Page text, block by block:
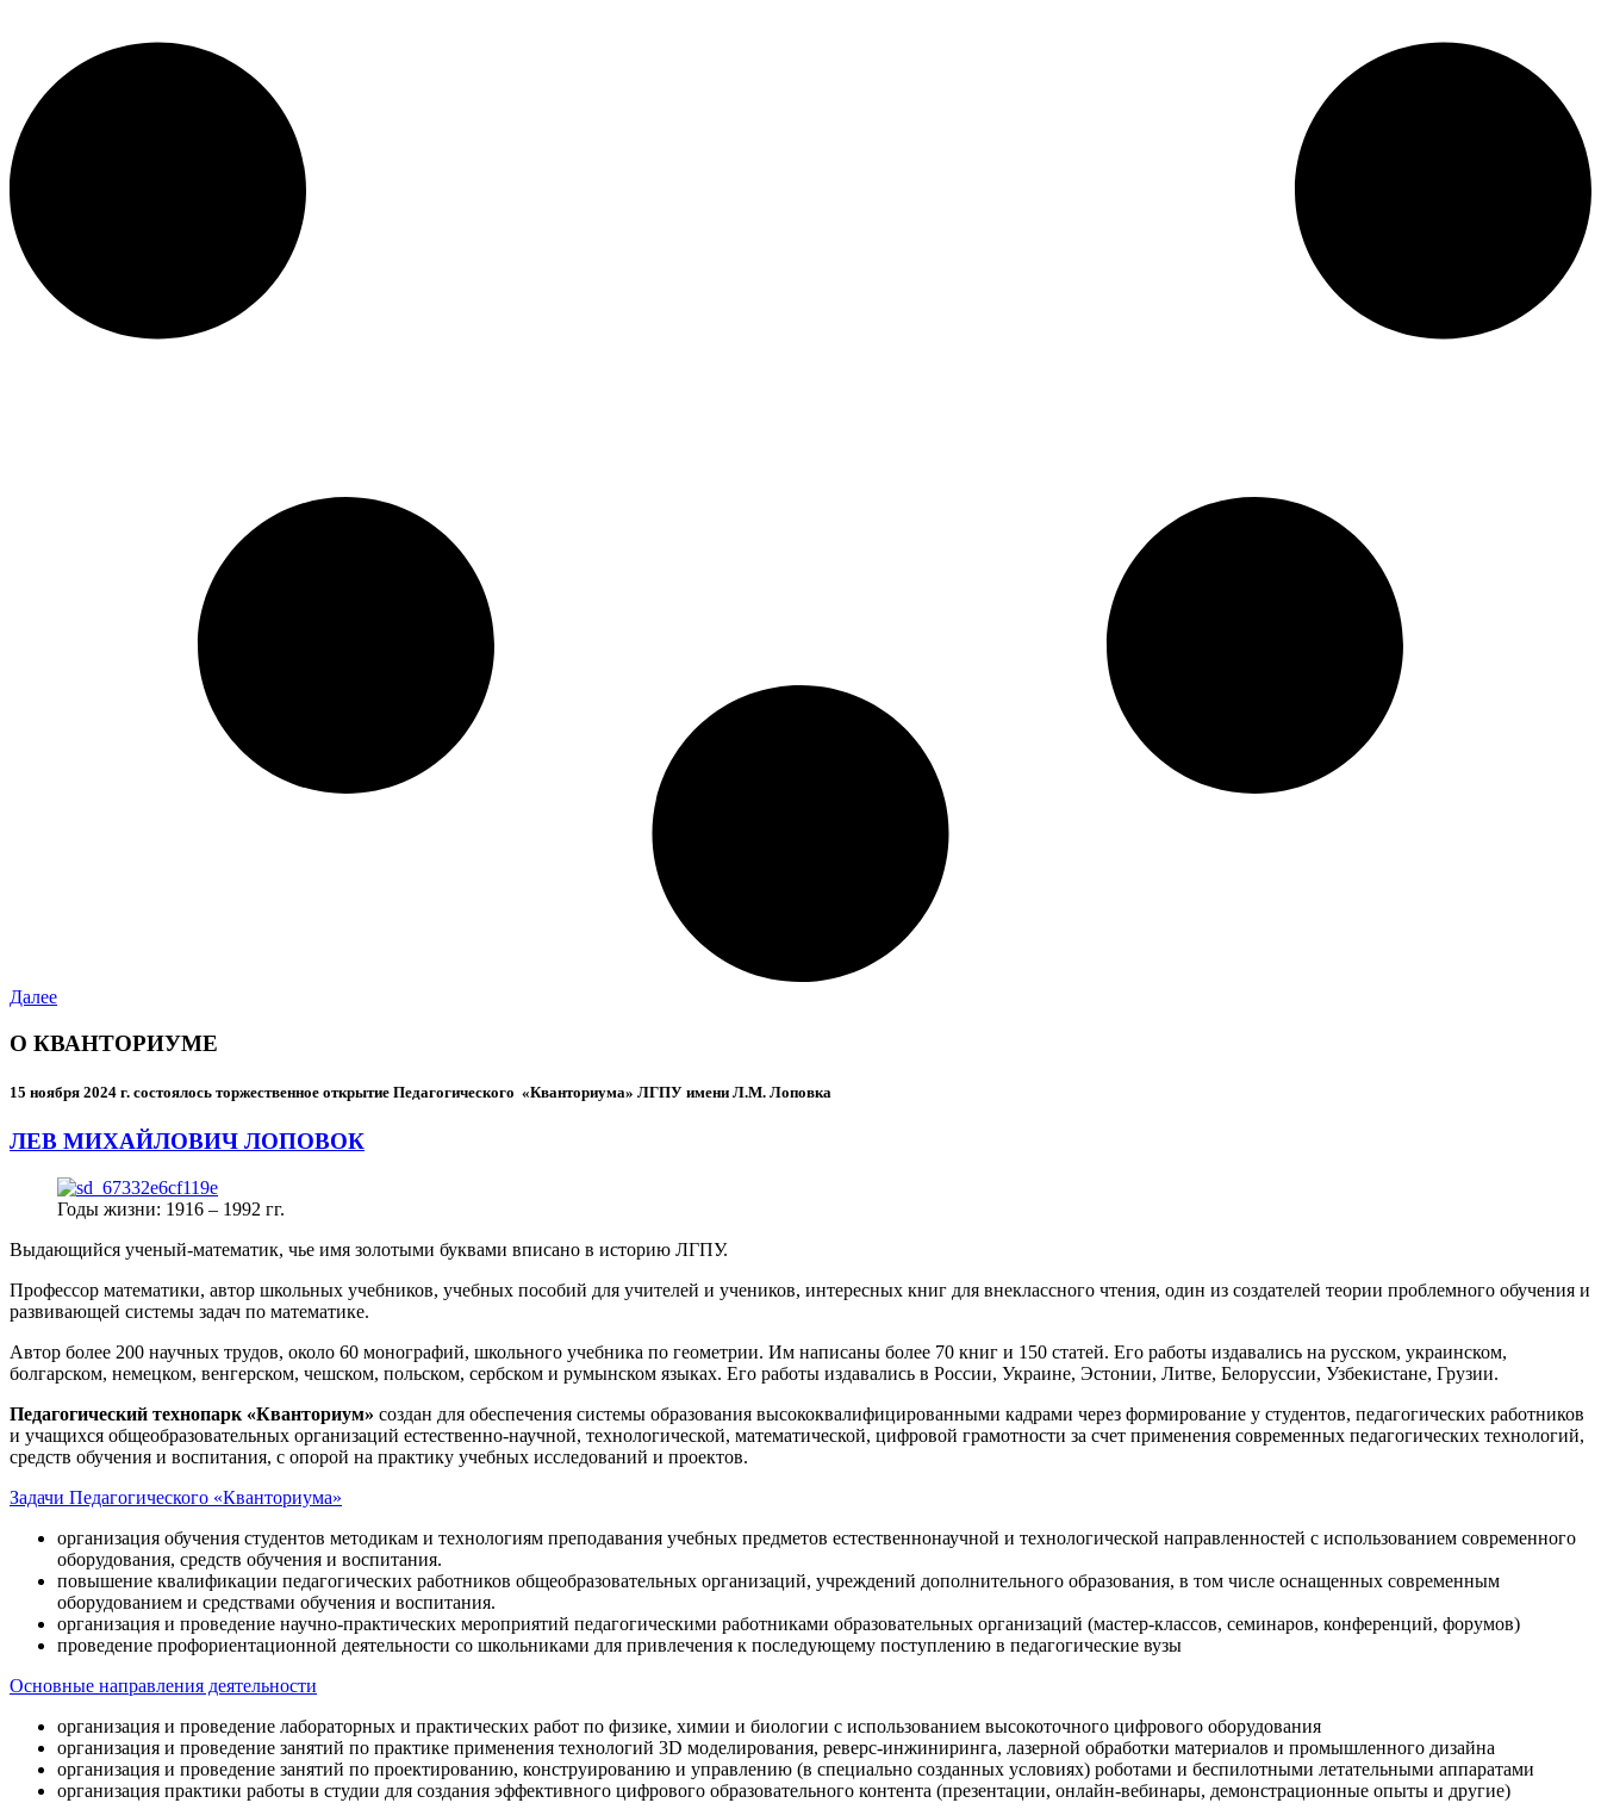
Далее
О КВАНТОРИУМЕ
15 ноября 2024 г. состоялось торжественное открытие Педагогического «Кванториума» ЛГПУ имени Л.М. Лоповка
ЛЕВ МИХАЙЛОВИЧ ЛОПОВОК
Годы жизни: 1916 – 1992 гг.
Выдающийся ученый-математик, чье имя золотыми буквами вписано в историю ЛГПУ.
Профессор математики, автор школьных учебников, учебных пособий для учителей и учеников, интересных книг для внеклассного чтения, один из создателей теории проблемного обучения и
развивающей системы задач по математике.
Автор более 200 научных трудов, около 60 монографий, школьного учебника по геометрии. Им написаны более 70 книг и 150 статей. Его работы издавались на русском, украинском,
болгарском, немецком, венгерском, чешском, польском, сербском и румынском языках. Его работы издавались в России, Украине, Эстонии, Литве, Белоруссии, Узбекистане, Грузии.
Педагогический технопарк «Кванториум» создан для обеспечения системы образования высококвалифицированными кадрами через формирование у студентов, педагогических работников
и учащихся общеобразовательных организаций естественно-научной, технологической, математической, цифровой грамотности за счет применения современных педагогических технологий,
средств обучения и воспитания, с опорой на практику учебных исследований и проектов.
Задачи Педагогического «Кванториума»
организация обучения студентов методикам и технологиям преподавания учебных предметов естественнонаучной и технологической направленностей с использованием современного
оборудования, средств обучения и воспитания.
повышение квалификации педагогических работников общеобразовательных организаций, учреждений дополнительного образования, в том числе оснащенных современным
оборудованием и средствами обучения и воспитания.
организация и проведение научно-практических мероприятий педагогическими работниками образовательных организаций (мастер-классов, семинаров, конференций, форумов)
проведение профориентационной деятельности со школьниками для привлечения к последующему поступлению в педагогические вузы
Основные направления деятельности
организация и проведение лабораторных и практических работ по физике, химии и биологии с использованием высокоточного цифрового оборудования
организация и проведение занятий по практике применения технологий 3D моделирования, реверс-инжиниринга, лазерной обработки материалов и промышленного дизайна
организация и проведение занятий по проектированию, конструированию и управлению (в специально созданных условиях) роботами и беспилотными летательными аппаратами
организация практики работы в студии для создания эффективного цифрового образовательного контента (презентации, онлайн-вебинары, демонстрационные опыты и другие)